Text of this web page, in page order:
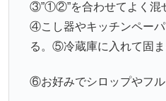
③”①②”を合わせてよく混
④こし器やキッチンペー
る。 ⑤冷蔵庫に入れて固ま
⑥お好みでシロップやフル